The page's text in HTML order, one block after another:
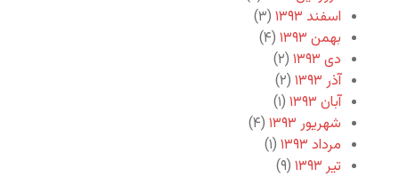
اسفند ۱۳۹۳
(۳)
بهمن ۱۳۹۳
(۴)
دی ۱۳۹۳
(۲)
آذر ۱۳۹۳
(۲)
آبان ۱۳۹۳
(۱)
شهریور ۱۳۹۳
(۴)
مرداد ۱۳۹۳
(۱)
تیر ۱۳۹۳
(۹)